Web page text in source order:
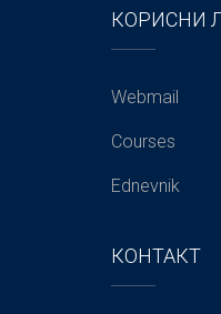
КОРИСНИ
Webmail
Courses
Ednevnik
КОНТАКТ